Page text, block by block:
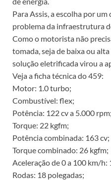
Para Assis, a escolha por
problema da infraestrutura
Como o motorista não
tomada, seja de baixa ou
solução eletrificada virou a
Veja a ficha técnica do 459:
Motor: 1.0 turbo;
Combustível: flex;
Potência: 122 cv a 5.000 rpm;
Torque: 22 kgfm;
Potência combinada: 163 cv;
Torque combinado: 26 kgfm;
Aceleração de 0 a 100 km/h:
Rodas: 18 polegadas;